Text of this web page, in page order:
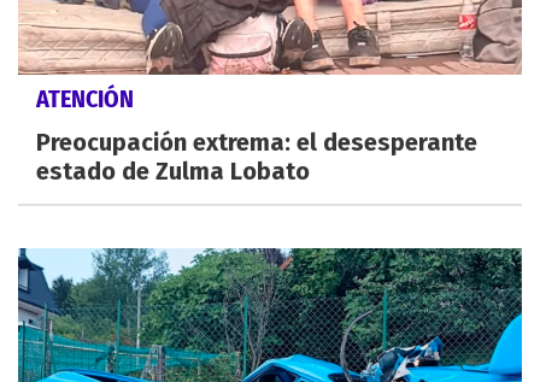
ATENCIÓN
Preocupación extrema: el desesperante
estado de Zulma Lobato